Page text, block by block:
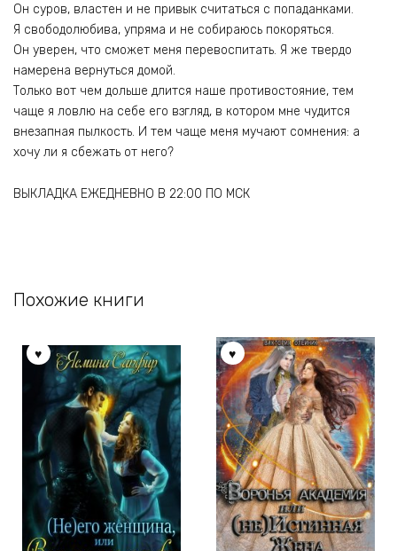
Он суров, властен и не привык считаться с попаданками.
Я свободолюбива, упряма и не собираюсь покоряться.
Он уверен, что сможет меня перевоспитать. Я же твердо
намерена вернуться домой.
Только вот чем дольше длится наше противостояние, тем
чаще я ловлю на себе его взгляд, в котором мне чудится
внезапная пылкость. И тем чаще меня мучают сомнения: а
хочу ли я сбежать от него?
ВЫКЛАДКА ЕЖЕДНЕВНО В 22:00 ПО МСК
Похожие книги